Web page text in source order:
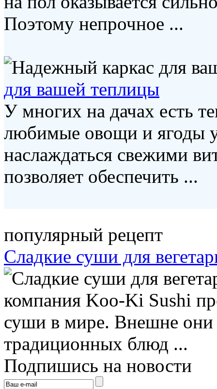
Поэтому непрочное ...
для вашей теплицы
У многих на дачах есть
любимые овощи и ягоды
наслаждаться свежими
позволяет обеспечить ...
популярный рецепт
Сладкие суши для
компания Koo-Ki Sushi
суши в мире. Внешне они
традиционных блюд ...
Подпишись на новости